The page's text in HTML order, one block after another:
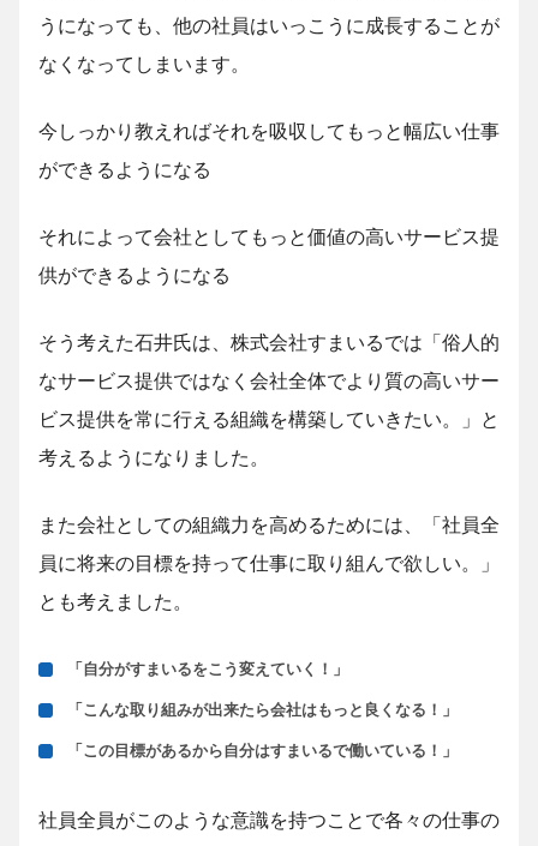
うになっても、他の社員はいっこうに成長することが
なくなってしまいます。
今しっかり教えればそれを吸収してもっと幅広い仕事
ができるようになる
それによって会社としてもっと価値の高いサービス提
供ができるようになる
そう考えた石井氏は、株式会社すまいるでは「俗人的
なサービス提供ではなく会社全体でより質の高いサー
ビス提供を常に行える組織を構築していきたい。」と
考えるようになりました。
また会社としての組織力を高めるためには、「社員全
員に将来の目標を持って仕事に取り組んで欲しい。」
とも考えました。
「自分がすまいるをこう変えていく！」
「こんな取り組みが出来たら会社はもっと良くなる！」
「この目標があるから自分はすまいるで働いている！」
社員全員がこのような意識を持つことで各々の仕事の